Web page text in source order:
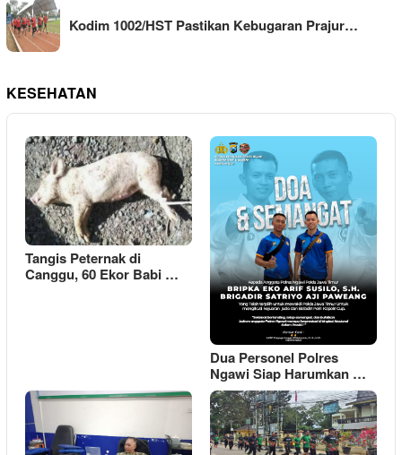
Kodim 1002/HST Pastikan Kebugaran Prajur…
KESEHATAN
Tangis Peternak di
Canggu, 60 Ekor Babi …
Dua Personel Polres
Ngawi Siap Harumkan …